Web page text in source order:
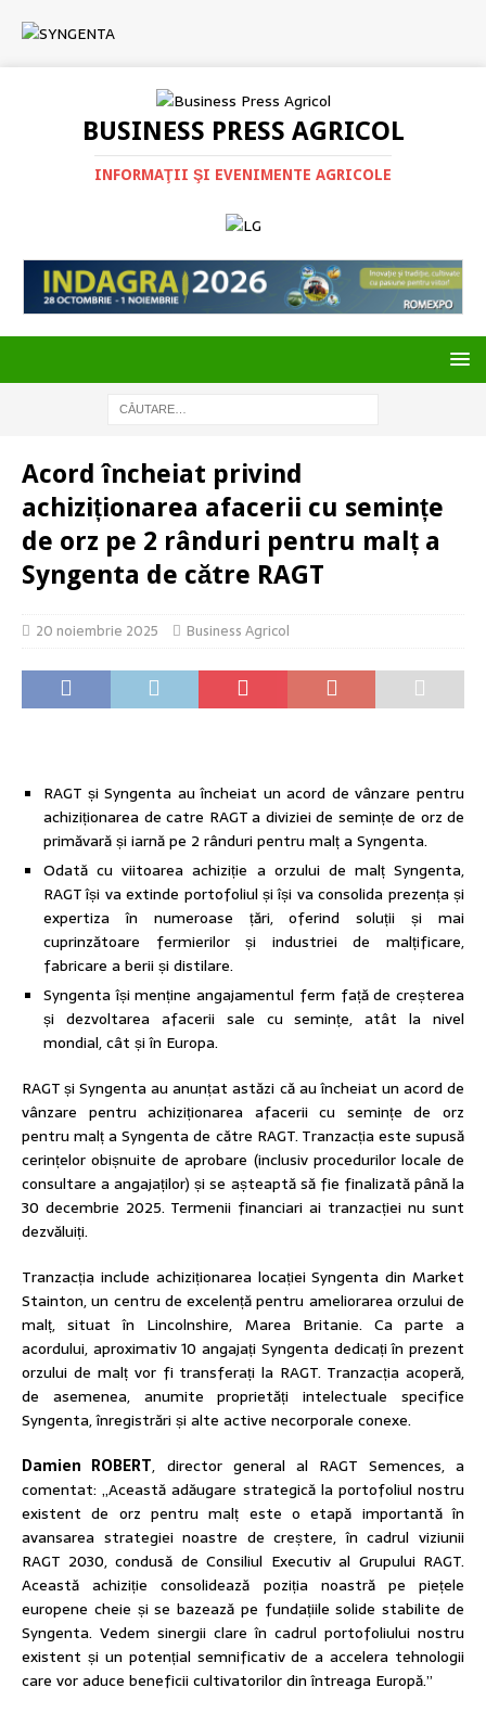
BUSINESS PRESS AGRICOL
INFORMAŢII ŞI EVENIMENTE AGRICOLE
Acord încheiat privind
achiziționarea afacerii cu semințe
de orz pe 2 rânduri pentru malț a
Syngenta de către RAGT
20 noiembrie 2025 Business Agricol
RAGT și Syngenta au încheiat un acord de vânzare pentru
achiziționarea de catre RAGT a diviziei de semințe de orz de
primăvară și iarnă pe 2 rânduri pentru malț a Syngenta.
Odată cu viitoarea achiziție a orzului de malț Syngenta,
RAGT își va extinde portofoliul și își va consolida prezența și
expertiza în numeroase țări, oferind soluții și mai
cuprinzătoare fermierilor și industriei de malțificare,
fabricare a berii și distilare.
Syngenta își menține angajamentul ferm față de creșterea
și dezvoltarea afacerii sale cu semințe, atât la nivel
mondial, cât și în Europa.
RAGT și Syngenta au anunțat astăzi că au încheiat un acord de
vânzare pentru achiziționarea afacerii cu semințe de orz
pentru malț a Syngenta de către RAGT. Tranzacția este supusă
cerințelor obișnuite de aprobare (inclusiv procedurilor locale de
consultare a angajaților) și se așteaptă să fie finalizată până la
30 decembrie 2025. Termenii financiari ai tranzacției nu sunt
dezvăluiți.
Tranzacția include achiziționarea locației Syngenta din Market
Stainton, un centru de excelență pentru ameliorarea orzului de
malț, situat în Lincolnshire, Marea Britanie. Ca parte a
acordului, aproximativ 10 angajați Syngenta dedicați în prezent
orzului de malț vor fi transferați la RAGT. Tranzacția acoperă,
de asemenea, anumite proprietăți intelectuale specifice
Syngenta, înregistrări și alte active necorporale conexe.
Damien ROBERT, director general al RAGT Semences, a
comentat: „Această adăugare strategică la portofoliul nostru
existent de orz pentru malț este o etapă importantă în
avansarea strategiei noastre de creștere, în cadrul viziunii
RAGT 2030, condusă de Consiliul Executiv al Grupului RAGT.
Această achiziție consolidează poziția noastră pe piețele
europene cheie și se bazează pe fundațiile solide stabilite de
Syngenta. Vedem sinergii clare în cadrul portofoliului nostru
existent și un potențial semnificativ de a accelera tehnologii
care vor aduce beneficii cultivatorilor din întreaga Europă.”